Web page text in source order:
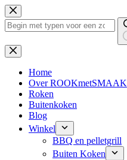
Ga
naar
de
Geen
resultaten
Home
Over ROOKmetSMAAK
Roken
Buitenkoken
Blog
Winkel
BBQ en pelletgrill
Buiten Koken